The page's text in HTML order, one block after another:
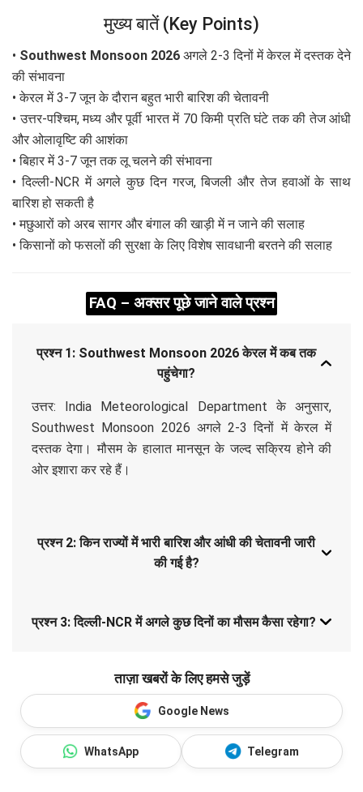
मुख्य बातें (Key Points)
• Southwest Monsoon 2026 अगले 2-3 दिनों में केरल में दस्तक देने
की संभावना
• केरल में 3-7 जून के दौरान बहुत भारी बारिश की चेतावनी
• उत्तर-पश्चिम, मध्य और पूर्वी भारत में 70 किमी प्रति घंटे तक की तेज आंधी
और ओलावृष्टि की आशंका
• बिहार में 3-7 जून तक लू चलने की संभावना
• दिल्ली-NCR में अगले कुछ दिन गरज, बिजली और तेज हवाओं के साथ
बारिश हो सकती है
• मछुआरों को अरब सागर और बंगाल की खाड़ी में न जाने की सलाह
• किसानों को फसलों की सुरक्षा के लिए विशेष सावधानी बरतने की सलाह
FAQ – अक्सर पूछे जाने वाले प्रश्न
प्रश्न 1: Southwest Monsoon 2026 केरल में कब तक
पहुंचेगा?
उत्तर: India Meteorological Department के अनुसार,
Southwest Monsoon 2026 अगले 2-3 दिनों में केरल में
दस्तक देगा। मौसम के हालात मानसून के जल्द सक्रिय होने की
ओर इशारा कर रहे हैं।
प्रश्न 2: किन राज्यों में भारी बारिश और आंधी की चेतावनी जारी
की गई है?
प्रश्न 3: दिल्ली-NCR में अगले कुछ दिनों का मौसम कैसा रहेगा?
ताज़ा खबरों के लिए हमसे जुड़ें
Google News
WhatsApp Telegram